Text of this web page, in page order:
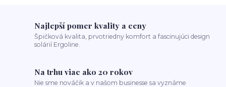
Najlepší pomer kvality a ceny
Špičková kvalita, prvotriedny komfort a fascinujúci design
solárií Ergoline.
Na trhu viac ako 20 rokov
Nie sme nováčik a v našom businesse sa vyznáme